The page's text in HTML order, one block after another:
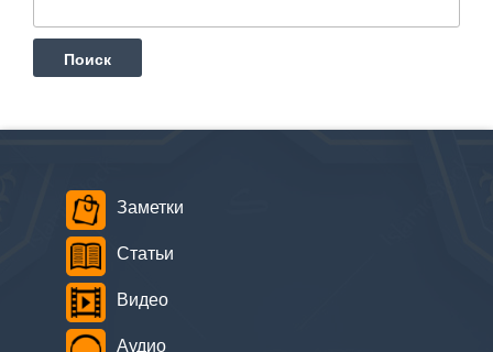
Заметки
Статьи
Видео
Аудио